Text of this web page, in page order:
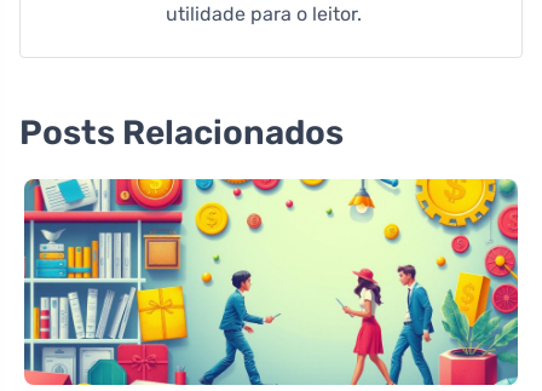
utilidade para o leitor.
Posts Relacionados